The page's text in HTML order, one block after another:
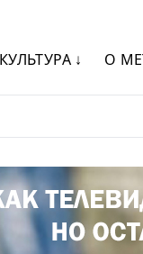
КУЛЬТУРА ↓ О